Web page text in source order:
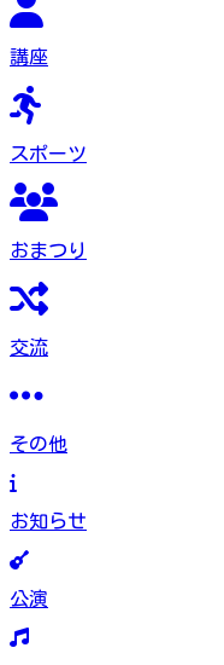
講座
スポーツ
おまつり
交流
その他
お知らせ
公演